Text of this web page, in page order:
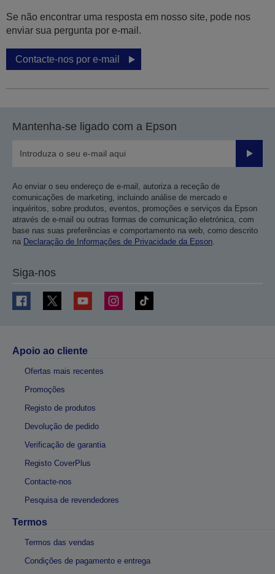
Se não encontrar uma resposta em nosso site, pode nos
enviar sua pergunta por e-mail.
Contacte-nos por e-mail
Mantenha-se ligado com a Epson
Enviar
Ao enviar o seu endereço de e-mail, autoriza a receção de
comunicações de marketing, incluindo análise de mercado e
inquéritos, sobre produtos, eventos, promoções e serviços da Epson
através de e-mail ou outras formas de comunicação eletrónica, com
base nas suas preferências e comportamento na web, como descrito
na Declaração de Informações de Privacidade da Epson.
Siga-nos
Apoio ao cliente
Ofertas mais recentes
Promoções
Registo de produtos
Devolução de pedido
Verificação de garantia
Registo CoverPlus
Contacte-nos
Pesquisa de revendedores
Termos
Termos das vendas
Condições de pagamento e entrega